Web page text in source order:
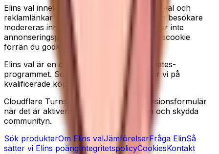
Elins val innehåller redaktionella produkturval och
reklamlänkar till Amazon. Recensioner från besökare
modereras innan de publiceras. Vi använder inte
annonseringspixlar, och sätter ingen analyscookie
förrän du godkänner det i cookiebannern.
Elins val är en deltagare i Amazon Associates-
programmet. Som Amazon-partner tjänar vi på
kvalificerade köp.
Cloudflare Turnstile kan laddas på recensionsformulär
när det är aktiverat, för att minska spam och skydda
communityn.
Sök produkterOm Elins valJämförelserFråga ElinSå
sätter vi Elins poängIntegritetspolicyCookiesKontakt